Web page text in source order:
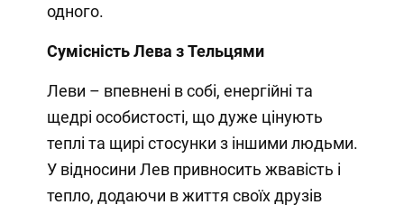
одного.
Сумісність Лева з Тельцями
Леви – впевнені в собі, енергійні та
щедрі особистості, що дуже цінують
теплі та щирі стосунки з іншими людьми.
У відносини Лев привносить жвавість і
тепло, додаючи в життя своїх друзів